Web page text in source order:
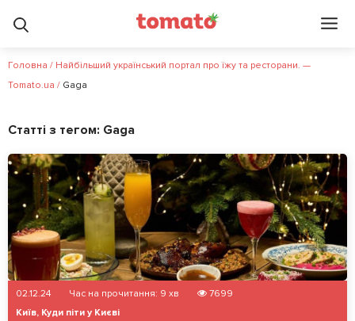
Головна / Найбільший український портал про їжу та ресторани. —
Tomato.ua / Gaga
Статті з тегом: Gaga
02.12.24 Час на прочитання: 9 хв
7699
Київ, Куди піти у Києві